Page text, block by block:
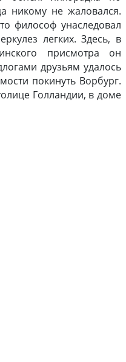
никому не жаловался.
философ унаследовал
легких. Здесь, в
присмотра он
друзьям удалось
покинуть Ворбург.
Голландии, в доме